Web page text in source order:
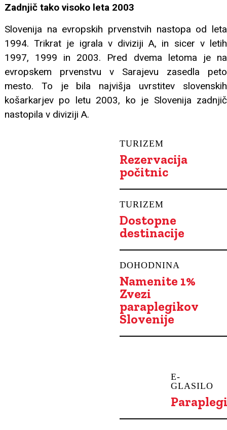
Zadnjič tako visoko leta 2003
Slovenija na evropskih prvenstvih nastopa od leta
1994. Trikrat je igrala v diviziji A, in sicer v letih
1997, 1999 in 2003. Pred dvema letoma je na
evropskem prvenstvu v Sarajevu zasedla peto
mesto. To je bila najvišja uvrstitev slovenskih
košarkarjev po letu 2003, ko je Slovenija zadnjič
nastopila v diviziji A.
TURIZEM
Rezervacija
počitnic
TURIZEM
Dostopne
destinacije
DOHODNINA
Namenite 1%
Zvezi
paraplegikov
Slovenije
E-
GLASILO